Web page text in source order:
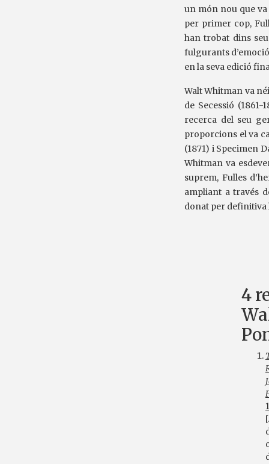
un món nou que va
per primer cop,
han trobat dins
fulgurants
en la seva edició
Walt Whitman va
de Secessió
recerca del seu
proporcions el va
(1871) i Specimen
Whitman va
suprem, Fulles
ampliant a través
donat per definitiva
4